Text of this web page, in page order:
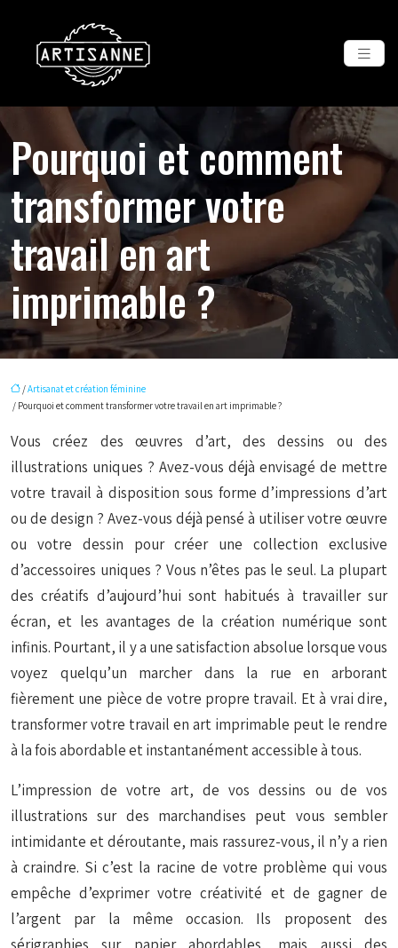
Pourquoi et comment
transformer votre
travail en art
imprimable ?
/Artisanat et création féminine
/ Pourquoi et comment transformer votre travail en art imprimable ?
Vous créez des œuvres d’art, des dessins ou des
illustrations uniques ? Avez-vous déjà envisagé de mettre
votre travail à disposition sous forme d’impressions d’art
ou de design ? Avez-vous déjà pensé à utiliser votre œuvre
ou votre dessin pour créer une collection exclusive
d’accessoires uniques ? Vous n’êtes pas le seul. La plupart
des créatifs d’aujourd’hui sont habitués à travailler sur
écran, et les avantages de la création numérique sont
infinis. Pourtant, il y a une satisfaction absolue lorsque vous
voyez quelqu’un marcher dans la rue en arborant
fièrement une pièce de votre propre travail. Et à vrai dire,
transformer votre travail en art imprimable peut le rendre
à la fois abordable et instantanément accessible à tous.
L’impression de votre art, de vos dessins ou de vos
illustrations sur des marchandises peut vous sembler
intimidante et déroutante, mais rassurez-vous, il n’y a rien
à craindre. Si c’est la racine de votre problème qui vous
empêche d’exprimer votre créativité et de gagner de
l’argent par la même occasion. Ils proposent des